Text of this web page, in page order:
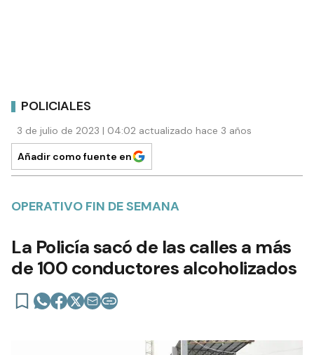
POLICIALES
3 de julio de 2023 | 04:02 actualizado hace 3 años
Añadir como fuente en
OPERATIVO FIN DE SEMANA
La Policía sacó de las calles a más
de 100 conductores alcoholizados